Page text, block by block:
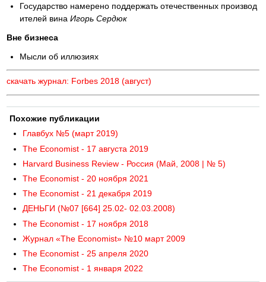
Государство намерено поддержать отечественных производ
ителей винаИгорь Сердюк
Вне бизнеса
Мысли об иллюзиях
скачать журнал: Forbes 2018 (август)
Похожие публикации
Главбух №5 (март 2019)
The Economist - 17 августа 2019
Harvard Business Review - Россия (Май, 2008 | № 5)
The Economist - 20 ноября 2021
The Economist - 21 декабря 2019
ДЕНЬГИ (№07 [664] 25.02- 02.03.2008)
The Economist - 17 ноября 2018
Журнал «The Economist» №10 март 2009
The Economist - 25 апреля 2020
The Economist - 1 января 2022